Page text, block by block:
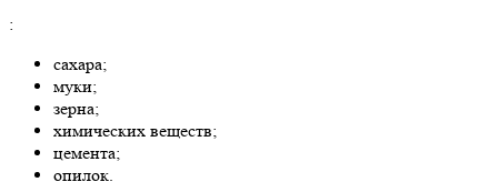
:
сахара;
муки;
зерна;
химических веществ;
цемента;
опилок.